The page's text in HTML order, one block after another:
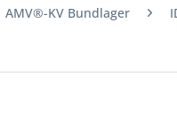
AMV®-KV Bundlager